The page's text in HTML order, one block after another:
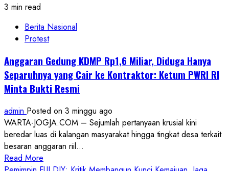
3 min read
Berita Nasional
Protest
Anggaran Gedung KDMP Rp1,6 Miliar, Diduga Hanya
Separuhnya yang Cair ke Kontraktor: Ketum PWRI RI
Minta Bukti Resmi
admin Posted on 3 minggu ago
WARTA-JOGJA.COM – Sejumlah pertanyaan krusial kini
beredar luas di kalangan masyarakat hingga tingkat desa terkait
besaran anggaran riil...
Read More